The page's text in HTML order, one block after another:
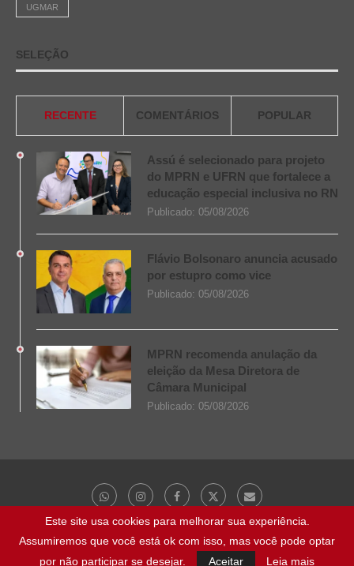
UGMAR
SELEÇÃO
RECENTE COMENTÁRIOS POPULAR
Assú é selecionado para projeto
do MPRN e UFRN que fortalece a
educação especial inclusiva no RN
Publicado: 05/08/2026
Flávio Bolsonaro anuncia acusado
por estupro como vice
Publicado: 05/08/2026
MPRN recomenda anulação da
eleição da Mesa Diretora de
Câmara Municipal
Publicado: 05/08/2026
@ 2023 - Todos os direitos reservados | NaBocaDaNoite.com.br
Este site usa cookies para melhorar sua experiência.
Assumiremos que você está ok com isso, mas você pode optar
por não participar se desejar.
Aceitar Leia mais